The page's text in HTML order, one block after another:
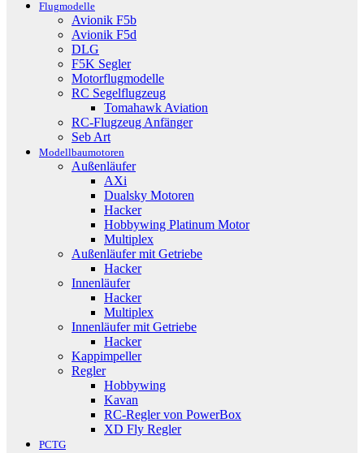
Flugmodelle
Avionik F5b
Avionik F5d
DLG
F5K Segler
Motorflugmodelle
RC Segelflugzeug
Tomahawk Aviation
RC-Flugzeug Anfänger
Seb Art
Modellbaumotoren
Außenläufer
AXi
Dualsky Motoren
Hacker
Hobbywing Platinum Motor
Multiplex
Außenläufer mit Getriebe
Hacker
Innenläufer
Hacker
Multiplex
Innenläufer mit Getriebe
Hacker
Kappimpeller
Regler
Hobbywing
Kavan
RC-Regler von PowerBox
XD Fly Regler
PCTG